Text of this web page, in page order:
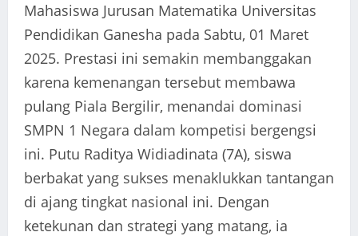
Mahasiswa Jurusan Matematika Universitas
Pendidikan Ganesha pada Sabtu, 01 Maret
2025. Prestasi ini semakin membanggakan
karena kemenangan tersebut membawa
pulang Piala Bergilir, menandai dominasi
SMPN 1 Negara dalam kompetisi bergengsi
ini. Putu Raditya Widiadinata (7A), siswa
berbakat yang sukses menaklukkan tantangan
di ajang tingkat nasional ini. Dengan
ketekunan dan strategi yang matang, ia